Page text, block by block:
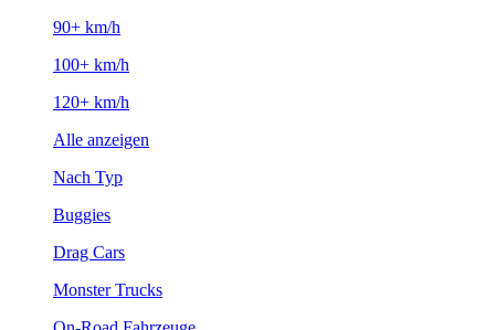
90+ km/h
100+ km/h
120+ km/h
Alle anzeigen
Nach Typ
Buggies
Drag Cars
Monster Trucks